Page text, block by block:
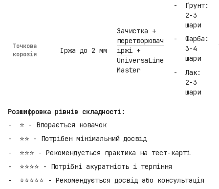
Точкова
корозія
Іржа до 2 мм
Зачистка +
перетворювач
іржі +
UniversaLine
Master
Ґрунт:
2-3
шари
Фарба:
3-4
шари
Лак:
2-3
шари
Розшифровка рівнів складності:
⭐ - Впорається новачок
⭐⭐ - Потрібен мінімальний досвід
⭐⭐⭐ - Рекомендується практика на тест-карті
⭐⭐⭐⭐ - Потрібні акуратність і терпіння
⭐⭐⭐⭐⭐ - Рекомендується досвід або консультація